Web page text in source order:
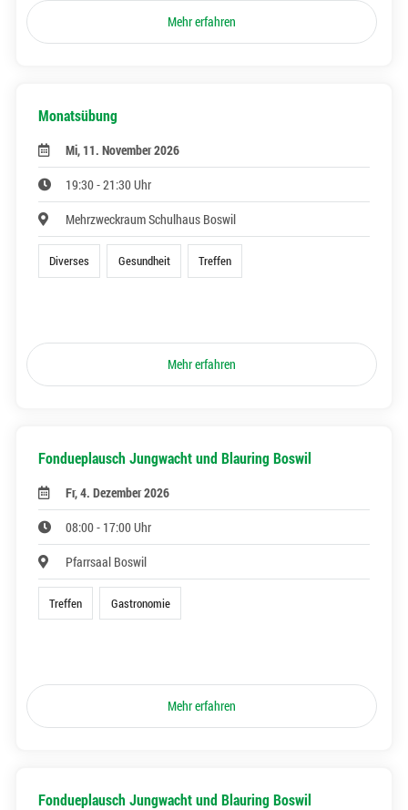
Mehr erfahren
Monatsübung
Mi, 11. November 2026
19:30 - 21:30 Uhr
Mehrzweckraum Schulhaus Boswil
Diverses Gesundheit Treffen
Mehr erfahren
Fondueplausch Jungwacht und Blauring Boswil
Fr, 4. Dezember 2026
08:00 - 17:00 Uhr
Pfarrsaal Boswil
Treffen Gastronomie
Mehr erfahren
Fondueplausch Jungwacht und Blauring Boswil